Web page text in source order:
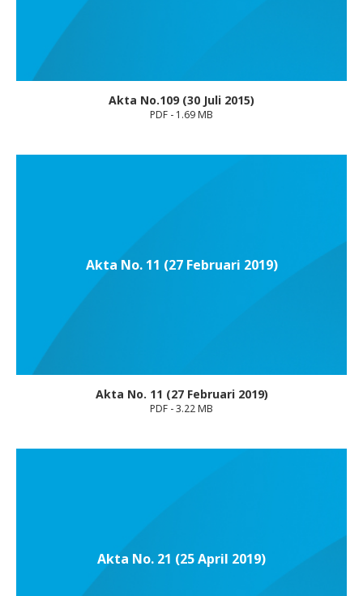
Akta No.109 (30 Juli 2015)
PDF - 1.69 MB
Akta No. 11 (27 Februari 2019)
Akta No. 11 (27 Februari 2019)
PDF - 3.22 MB
Akta No. 21 (25 April 2019)